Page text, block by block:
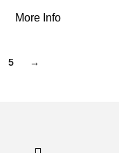
More Info
5 →